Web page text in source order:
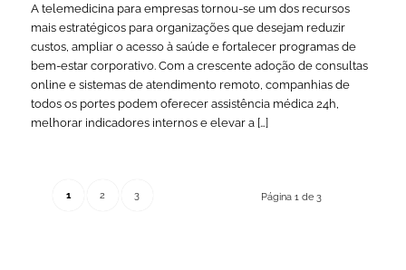
A telemedicina para empresas tornou-se um dos recursos
mais estratégicos para organizações que desejam reduzir
custos, ampliar o acesso à saúde e fortalecer programas de
bem-estar corporativo. Com a crescente adoção de consultas
online e sistemas de atendimento remoto, companhias de
todos os portes podem oferecer assistência médica 24h,
melhorar indicadores internos e elevar a […]
Página 1 de 3
1 2 3